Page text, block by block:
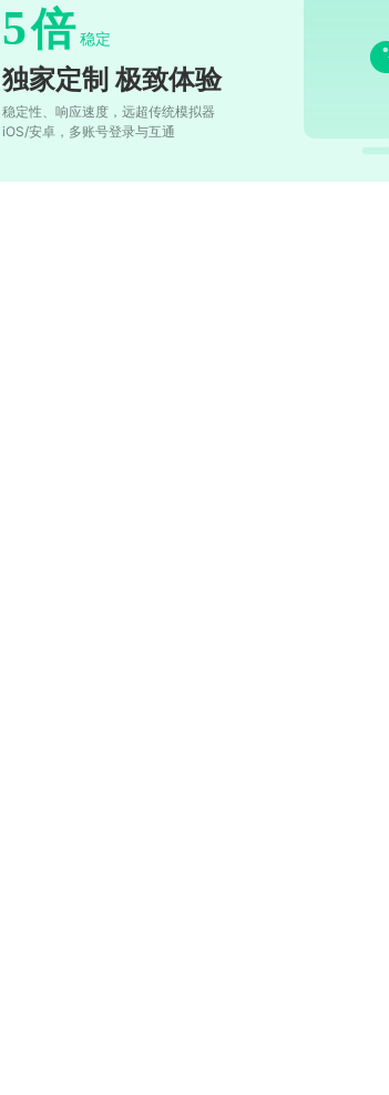
5倍 稳定
独家定制 极致体验
稳定性、响应速度，远超传统模拟器
iOS/安卓，多账号登录与互通